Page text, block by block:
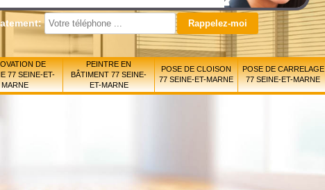
DE
77 SEINE-ET-
MARNE
PEINTRE EN
BÂTIMENT 77 SEINE-
ET-MARNE
POSE DE CLOISON
77 SEINE-ET-MARNE
POSE DE CARRELAGE
77 SEINE-ET-MARNE